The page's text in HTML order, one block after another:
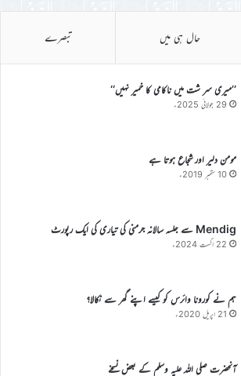
حال ہی میں تبصرے
’’میری سر شت میں ناکامی کا خمیر نہیں‘‘
29 جولائی 2025ء
مومن دلیر اور شجاع ہوتا ہے
10 ستمبر 2019ء
Mendig سے جلسہ سالانہ جرمنی کی تیاری کی ایک رپورٹ
22 اگست 2024ء
ہم نے کورونا وائرس کو کیسے اپنے گھر سے نکالا؟
21 اپریل 2020ء
آنحضرت صلی اللہ علیہ وسلم کے بعض نسخے